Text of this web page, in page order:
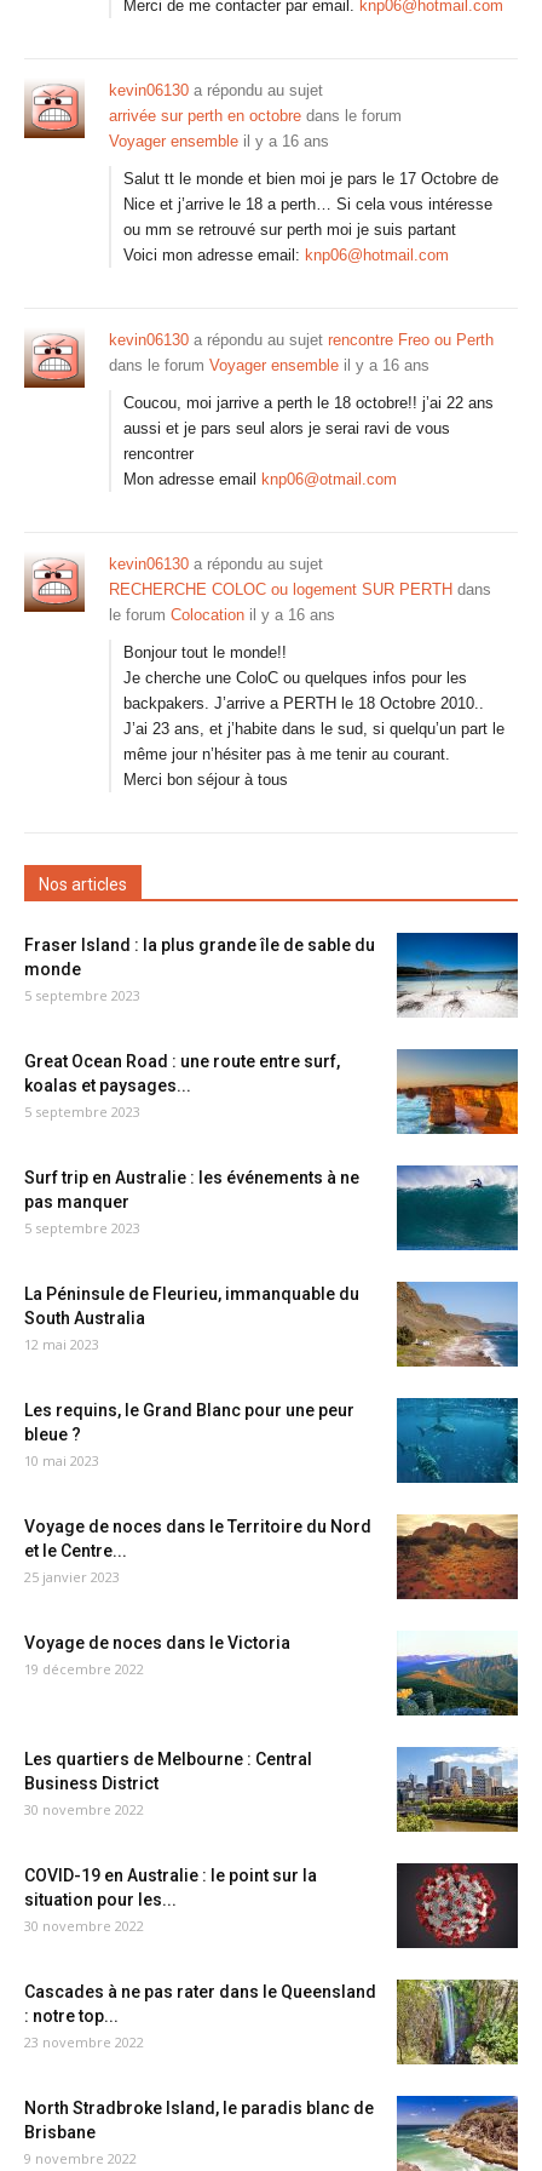
Merci de me contacter par email. knp06@hotmail.com
kevin06130 a répondu au sujet
arrivée sur perth en octobre dans le forum
Voyager ensemble il y a 16 ans
Salut tt le monde et bien moi je pars le 17 Octobre de
Nice et j’arrive le 18 a perth… Si cela vous intéresse
ou mm se retrouvé sur perth moi je suis partant
Voici mon adresse email: knp06@hotmail.com
kevin06130 a répondu au sujet rencontre Freo ou Perth
dans le forum Voyager ensemble il y a 16 ans
Coucou, moi jarrive a perth le 18 octobre!! j’ai 22 ans
aussi et je pars seul alors je serai ravi de vous
rencontrer
Mon adresse email
knp06@otmail.com
kevin06130 a répondu au sujet
RECHERCHE COLOC ou logement SUR PERTH dans
le forum Colocation il y a 16 ans
Bonjour tout le monde!!
Je cherche une ColoC ou quelques infos pour les
backpakers. J’arrive a PERTH le 18 Octobre 2010..
J’ai 23 ans, et j’habite dans le sud, si quelqu’un part le
même jour n’hésiter pas à me tenir au courant.
Merci bon séjour à tous
Nos articles
Fraser Island : la plus grande île de sable du
monde
5 septembre 2023
Great Ocean Road : une route entre surf,
koalas et paysages...
5 septembre 2023
Surf trip en Australie : les événements à ne
pas manquer
5 septembre 2023
La Péninsule de Fleurieu, immanquable du
South Australia
12 mai 2023
Les requins, le Grand Blanc pour une peur
bleue ?
10 mai 2023
Voyage de noces dans le Territoire du Nord
et le Centre...
25 janvier 2023
Voyage de noces dans le Victoria
19 décembre 2022
Les quartiers de Melbourne : Central
Business District
30 novembre 2022
COVID-19 en Australie : le point sur la
situation pour les...
30 novembre 2022
Cascades à ne pas rater dans le Queensland
: notre top...
23 novembre 2022
North Stradbroke Island, le paradis blanc de
Brisbane
9 novembre 2022